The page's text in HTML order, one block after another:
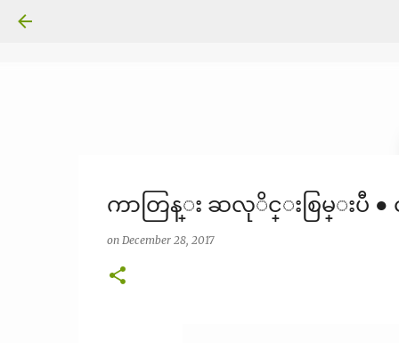
ကာတြန္း ဆလုိင္းစြမ္းပီ
on December 28, 2017